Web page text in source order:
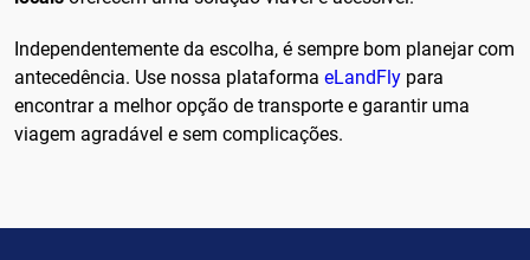
Independentemente da escolha, é sempre bom planejar com
antecedência. Use nossa plataforma eLandFly para
encontrar a melhor opção de transporte e garantir uma
viagem agradável e sem complicações.